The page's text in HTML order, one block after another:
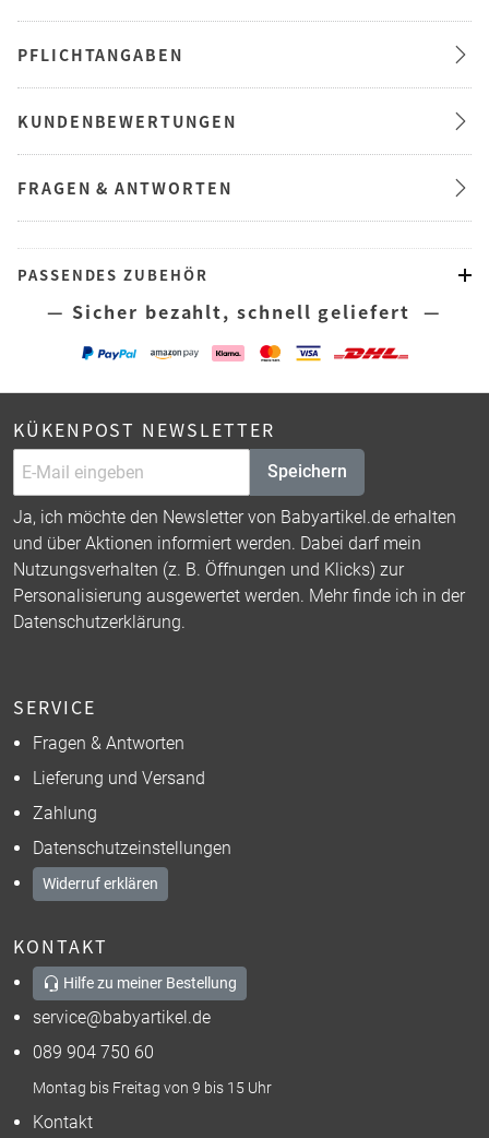
PFLICHTANGABEN
KUNDENBEWERTUNGEN
FRAGEN & ANTWORTEN
PASSENDES ZUBEHÖR
— Sicher bezahlt, schnell geliefert —
KÜKENPOST NEWSLETTER
Speichern
Ja, ich möchte den Newsletter von Babyartikel.de erhalten
und über Aktionen informiert werden. Dabei darf mein
Nutzungsverhalten (z. B. Öffnungen und Klicks) zur
Personalisierung ausgewertet werden. Mehr finde ich in der
Datenschutzerklärung.
SERVICE
Fragen & Antworten
Lieferung und Versand
Zahlung
Datenschutzeinstellungen
Widerruf erklären
KONTAKT
Hilfe zu meiner Bestellung
service@babyartikel.de
089 904 750 60
Montag bis Freitag von 9 bis 15 Uhr
Kontakt